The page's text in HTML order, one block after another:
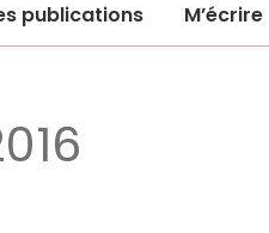
publications M’écrire